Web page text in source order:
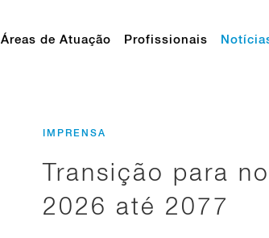
Áreas de Atuação Profissionais
IMPRENSA
Transição para
2026 até 2077